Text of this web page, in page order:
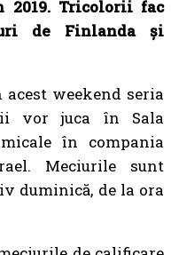
2019. Tricolorii fac
de Finlanda și
weekend seria
vor juca în Sala
în compania
Meciurile sunt
duminică, de la ora